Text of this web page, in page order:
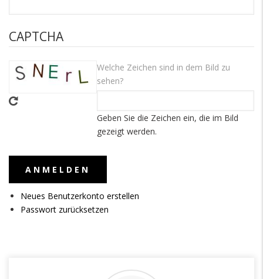
CAPTCHA
Welche Zeichen sind in dem Bild zu
sehen?
Geben Sie die Zeichen ein, die im Bild
gezeigt werden.
Neues Benutzerkonto erstellen
Passwort zurücksetzen